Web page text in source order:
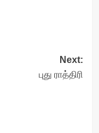
Next:
புது ராத்திரி